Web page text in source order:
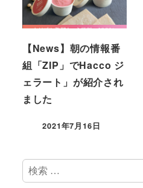
【News】朝の情報番
組「ZIP」でHacco ジ
ェラート」が紹介され
ました
2021年7月16日
検
索